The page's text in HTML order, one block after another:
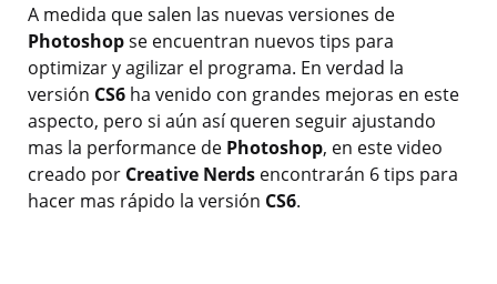
A medida que salen las nuevas versiones de
Photoshopse encuentran nuevos tips para
optimizar y agilizar el programa. En verdad la
versión CS6 ha venido con grandes mejoras en este
aspecto, pero si aún así queren seguir ajustando
mas la performance de Photoshop, en este video
creado por Creative Nerds encontrarán 6 tips para
hacer mas rápido la versión CS6.